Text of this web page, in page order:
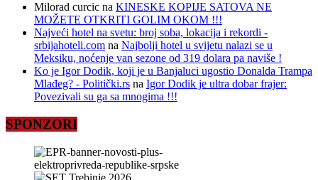
Milorad curcic na KINESKE KOPIJE SATOVA NE
MOŽETE OTKRITI GOLIM OKOM !!!
Najveći hotel na svetu: broj soba, lokacija i rekordi -
srbijahoteli.com na Najbolji hotel u svijetu nalazi se u
Meksiku, noćenje van sezone od 319 dolara pa naviše !
Ko je Igor Dodik, koji je u Banjaluci ugostio Donalda Trampa
Mlađeg? - Politički.rs na Igor Dodik je ultra dobar frajer:
Povezivali su ga sa mnogima !!!
SPONZORI